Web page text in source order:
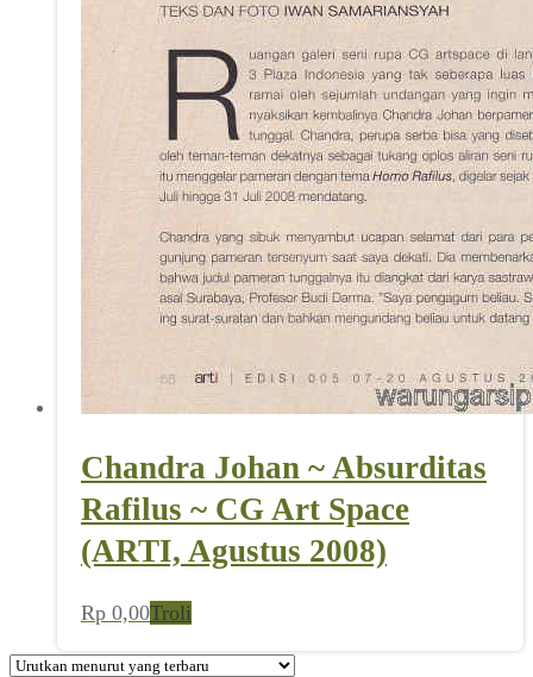
Chandra Johan ~ Absurditas
Rafilus ~ CG Art Space
(ARTI, Agustus 2008)
Rp 0,00Troli